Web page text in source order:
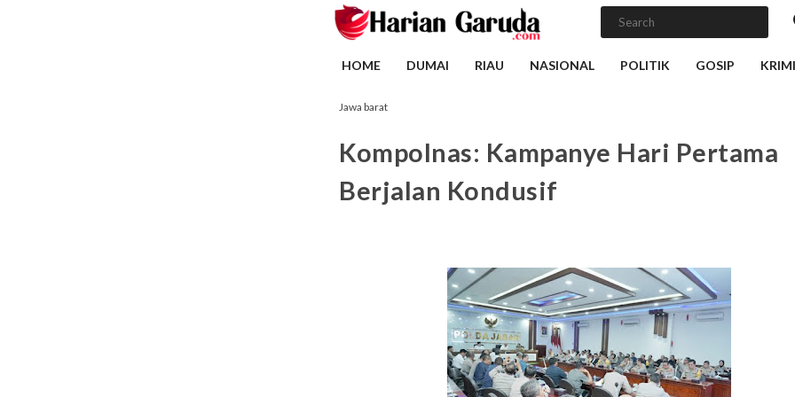
HOME DUMAI RIAU NASIONAL POLITIK GOSIP
Jawa barat
Kompolnas: Kampanye Hari Pertama
Berjalan Kondusif